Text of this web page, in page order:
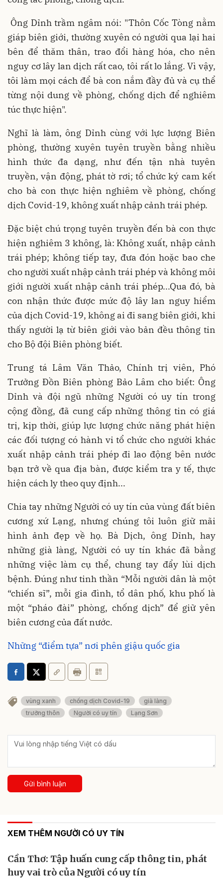
Ông Dỉnh trầm ngâm nói: "Thôn Cốc Tòng nằm
giáp biên giới, thường xuyên có người qua lại hai
bên để thăm thân, trao đổi hàng hóa, cho nên
nguy cơ lây lan dịch rất cao, tôi rất lo lắng. Vì vậy,
tôi làm mọi cách để bà con nắm đầy đủ và cụ thể
từng nội dung về phòng, chống dịch để nghiêm
túc thực hiện".
Nghĩ là làm, ông Dỉnh cùng với lực lượng Biên
phòng, thường xuyên tuyên truyền bằng nhiều
hình thức đa dạng, như đến tận nhà tuyên
truyền, vận động, phát tờ rơi; tổ chức ký cam kết
cho bà con thực hiện nghiêm về phòng, chống
dịch Covid-19, không xuất nhập cảnh trái phép.
Đặc biệt chú trọng tuyên truyền đến bà con thực
hiện nghiêm 3 không, là: Không xuất, nhập cảnh
trái phép; không tiếp tay, đưa đón hoặc bao che
cho người xuất nhập cảnh trái phép và không môi
giới người xuất nhập cảnh trái phép...Qua đó, bà
con nhận thức được mức độ lây lan nguy hiểm
của dịch Covid-19, không ai đi sang biên giới, khi
thấy người lạ từ biên giới vào bản đều thông tin
cho Bộ đội Biên phòng biết.
Trung tá Lâm Văn Thảo, Chính trị viên, Phó
Trưởng Đồn Biên phòng Bảo Lâm cho biết: Ông
Dỉnh và đội ngũ những Người có uy tín trong
cộng đồng, đã cung cấp những thông tin có giá
trị, kịp thời, giúp lực lượng chức năng phát hiện
các đối tượng có hành vi tổ chức cho người khác
xuất nhập cảnh trái phép đi lao động bên nước
bạn trở về qua địa bàn, được kiểm tra y tế, thực
hiện cách ly theo quy định...
Chia tay những Người có uy tín của vùng đất biên
cương xứ Lạng, nhưng chúng tôi luôn giữ mãi
hình ảnh đẹp về họ. Bà Dịch, ông Dỉnh, hay
những già làng, Người có uy tín khác đã bằng
những việc làm cụ thể, chung tay đẩy lùi dịch
bệnh. Đúng như tinh thần “Mỗi người dân là một
“chiến sĩ”, mỗi gia đình, tổ dân phố, khu phố là
một “pháo đài” phòng, chống dịch” để giữ yên
biên cương của đất nước.
Những “điểm tựa” nơi phên giậu quốc gia
vùng xanh chống dịch Covid-19
già làng
trưởng thôn
Người có uy tín Lạng Sơn
Gửi bình luận
XEM THÊM NGƯỜI CÓ UY TÍN
Cần Thơ: Tập huấn cung cấp thông tin, phát
huy vai trò của Người có uy tín